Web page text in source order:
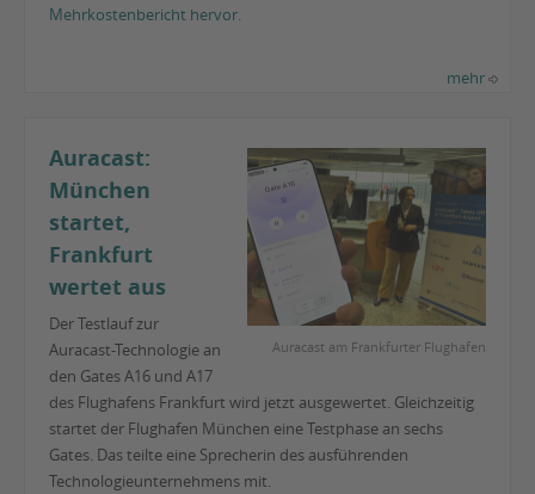
Mehrkostenbericht hervor.
mehr
Auracast am Frankfurter Flughafen
Auracast:
München
startet,
Frankfurt
wertet aus
Der Testlauf zur
Auracast-Technologie an
den Gates A16 und A17
des Flughafens Frankfurt wird jetzt ausgewertet. Gleichzeitig
startet der Flughafen München eine Testphase an sechs
Gates. Das teilte eine Sprecherin des ausführenden
Technologieunternehmens mit.